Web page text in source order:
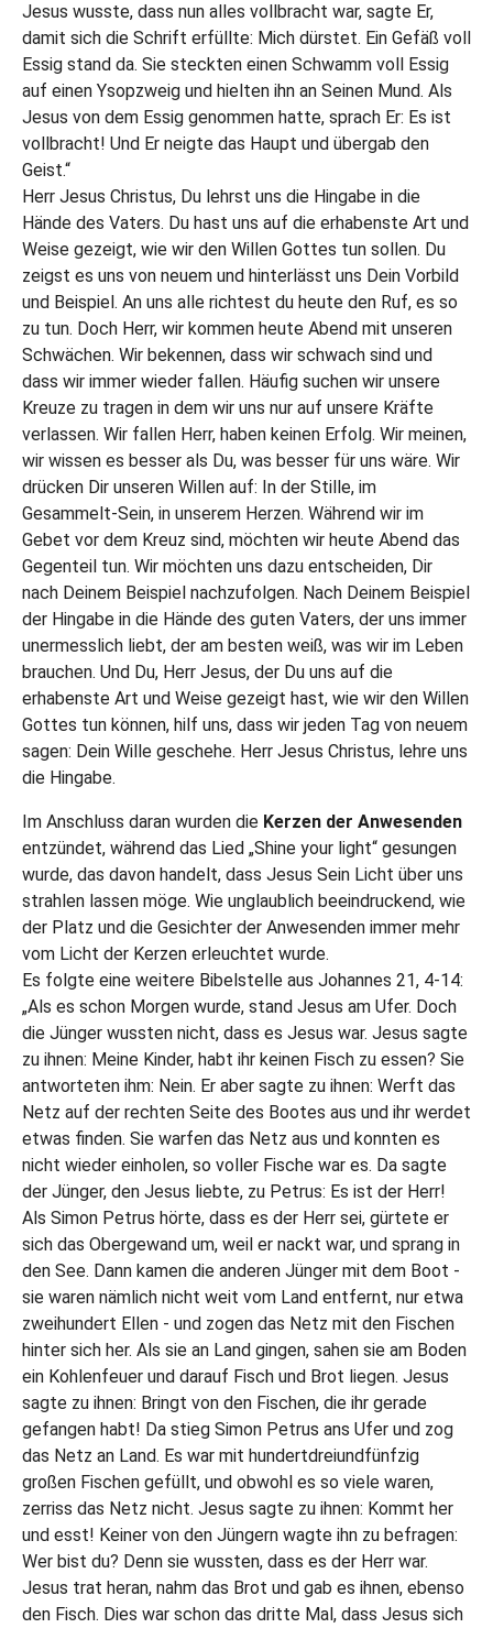
Jesus wusste, dass nun alles vollbracht war, sagte Er,
damit sich die Schrift erfüllte: Mich dürstet. Ein Gefäß voll
Essig stand da. Sie steckten einen Schwamm voll Essig
auf einen Ysopzweig und hielten ihn an Seinen Mund. Als
Jesus von dem Essig genommen hatte, sprach Er: Es ist
vollbracht! Und Er neigte das Haupt und übergab den
Geist.“
Herr Jesus Christus, Du lehrst uns die Hingabe in die
Hände des Vaters. Du hast uns auf die erhabenste Art und
Weise gezeigt, wie wir den Willen Gottes tun sollen. Du
zeigst es uns von neuem und hinterlässt uns Dein Vorbild
und Beispiel. An uns alle richtest du heute den Ruf, es so
zu tun. Doch Herr, wir kommen heute Abend mit unseren
Schwächen. Wir bekennen, dass wir schwach sind und
dass wir immer wieder fallen. Häufig suchen wir unsere
Kreuze zu tragen in dem wir uns nur auf unsere Kräfte
verlassen. Wir fallen Herr, haben keinen Erfolg. Wir meinen,
wir wissen es besser als Du, was besser für uns wäre. Wir
drücken Dir unseren Willen auf: In der Stille, im
Gesammelt-Sein, in unserem Herzen. Während wir im
Gebet vor dem Kreuz sind, möchten wir heute Abend das
Gegenteil tun. Wir möchten uns dazu entscheiden, Dir
nach Deinem Beispiel nachzufolgen. Nach Deinem Beispiel
der Hingabe in die Hände des guten Vaters, der uns immer
unermesslich liebt, der am besten weiß, was wir im Leben
brauchen. Und Du, Herr Jesus, der Du uns auf die
erhabenste Art und Weise gezeigt hast, wie wir den Willen
Gottes tun können, hilf uns, dass wir jeden Tag von neuem
sagen: Dein Wille geschehe. Herr Jesus Christus, lehre uns
die Hingabe.
Im Anschluss daran wurden die Kerzen der Anwesenden
entzündet, während das Lied „Shine your light“ gesungen
wurde, das davon handelt, dass Jesus Sein Licht über uns
strahlen lassen möge. Wie unglaublich beeindruckend, wie
der Platz und die Gesichter der Anwesenden immer mehr
vom Licht der Kerzen erleuchtet wurde.
Es folgte eine weitere Bibelstelle aus Johannes 21, 4-14:
„Als es schon Morgen wurde, stand Jesus am Ufer. Doch
die Jünger wussten nicht, dass es Jesus war. Jesus sagte
zu ihnen: Meine Kinder, habt ihr keinen Fisch zu essen? Sie
antworteten ihm: Nein. Er aber sagte zu ihnen: Werft das
Netz auf der rechten Seite des Bootes aus und ihr werdet
etwas finden. Sie warfen das Netz aus und konnten es
nicht wieder einholen, so voller Fische war es. Da sagte
der Jünger, den Jesus liebte, zu Petrus: Es ist der Herr!
Als Simon Petrus hörte, dass es der Herr sei, gürtete er
sich das Obergewand um, weil er nackt war, und sprang in
den See. Dann kamen die anderen Jünger mit dem Boot -
sie waren nämlich nicht weit vom Land entfernt, nur etwa
zweihundert Ellen - und zogen das Netz mit den Fischen
hinter sich her. Als sie an Land gingen, sahen sie am Boden
ein Kohlenfeuer und darauf Fisch und Brot liegen. Jesus
sagte zu ihnen: Bringt von den Fischen, die ihr gerade
gefangen habt! Da stieg Simon Petrus ans Ufer und zog
das Netz an Land. Es war mit hundertdreiundfünfzig
großen Fischen gefüllt, und obwohl es so viele waren,
zerriss das Netz nicht. Jesus sagte zu ihnen: Kommt her
und esst! Keiner von den Jüngern wagte ihn zu befragen:
Wer bist du? Denn sie wussten, dass es der Herr war.
Jesus trat heran, nahm das Brot und gab es ihnen, ebenso
den Fisch. Dies war schon das dritte Mal, dass Jesus sich